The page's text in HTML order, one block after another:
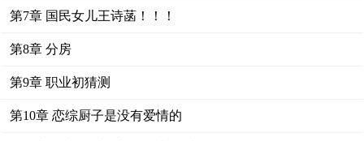
第7章 国民女儿王诗菡！！！
第8章 分房
第9章 职业初猜测
第10章 恋综厨子是没有爱情的